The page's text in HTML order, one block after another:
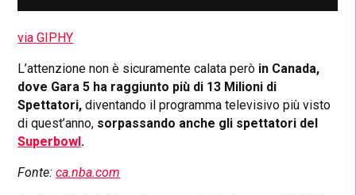
via GIPHY
L’attenzione non è sicuramente calata però in Canada,
dove Gara 5 ha raggiunto più di 13 Milioni di
Spettatori, diventando il programma televisivo più visto
di quest’anno, sorpassando anche gli spettatori del
Superbowl .
Fonte:ca.nba.com